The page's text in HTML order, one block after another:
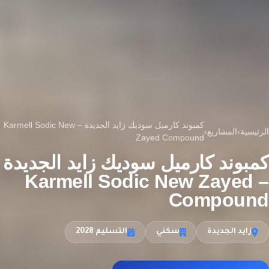
الرئيسية› المشاريع›
كمبوند كارميل سوديك زايد الجديدة – Karmell Sodic New
Zayed Compound
كمبوند كارميل سوديك زايد الجديدة
– Karmell Sodic New Zayed
Compound
زايد الجديدة سكني التسليم 2028